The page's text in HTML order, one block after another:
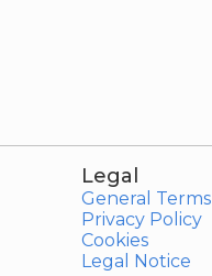
Legal
General
Privacy Policy
Cookies
Legal Notice